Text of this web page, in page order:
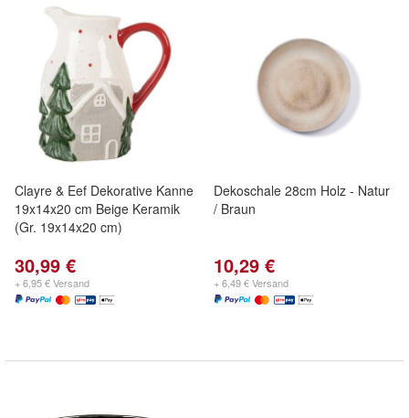
Clayre & Eef Dekorative Kanne
19x14x20 cm Beige Keramik
(Gr. 19x14x20 cm)
30,99 €
+ 6,95 € Versand
Dekoschale 28cm Holz - Natur
/ Braun
10,29 €
+ 6,49 € Versand